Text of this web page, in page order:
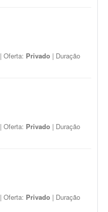
| Oferta: Privado | Duração
| Oferta: Privado | Duração
| Oferta: Privado | Duração